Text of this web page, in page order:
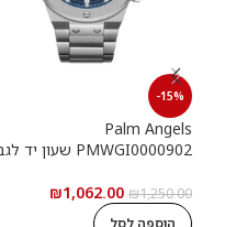
-15%
Palm Angels
PMWGI0000902 שעון יד לגבר
₪1,250.00
₪1,062.00